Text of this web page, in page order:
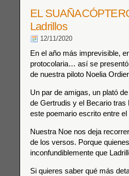
EL
Ladrillos
12/11/2020
En el año más imprevisible,
protocolaria… así se
de nuestra piloto Noelia
Un par de amigas, un plató
de Gertrudis y el Becario
este poemario escrito entre
Nuestra Noe nos deja
de los versos. Porque
inconfundiblemente que
Si quieres saber qué más